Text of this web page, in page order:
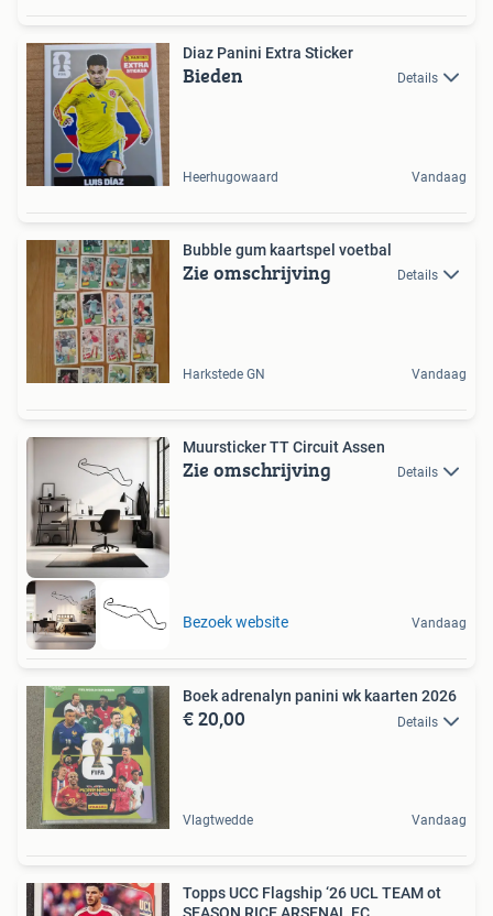
Diaz Panini Extra Sticker
Bieden Details
Heerhugowaard Vandaag
Bubble gum kaartspel voetbal
Zie omschrijving Details
Harkstede GN Vandaag
Muursticker TT Circuit Assen
Zie omschrijving Details
Bezoek website Vandaag
Boek adrenalyn panini wk kaarten 2026
€ 20,00 Details
Vlagtwedde Vandaag
Topps UCC Flagship ‘26 UCL TEAM ot